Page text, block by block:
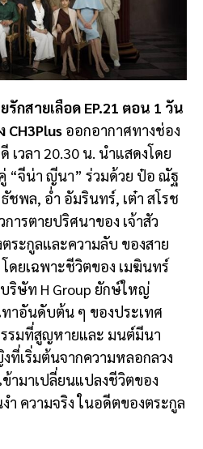
รักสายเลือด EP.21 ตอน 1 วัน
CH3Plus ออกอากาศทางช่อง
วลา 20.30 น. นำแสดงโดย
“จีน่า ญีนา” ร่วมด้วย ป๋อ ณัฐ
พล, อ่ำ อัมรินทร์, เต๋า สโรช
การตายปริศนาของ เจ้าสัว
ระกูลและความลับ ของสาย
ดยเฉพาะชีวิตของ เมฆินทร์
ริษัท H Group ยักษ์ใหญ่
ทาอันดับต้น ๆ ของประเทศ
รมที่สูญหายและ มนต์มีนา
ที่เริ่มต้นจากความหลอกลวง
ามาเปลี่ยนแปลงชีวิตของ
ำ ความจริง ในอดีตของตระกูล